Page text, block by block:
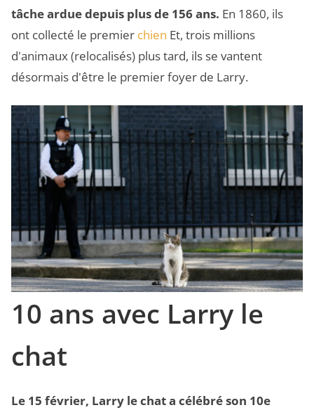
tâche ardue depuis plus de 156 ans. En 1860, ils
ont collecté le premier chien Et, trois millions
d'animaux (relocalisés) plus tard, ils se vantent
désormais d'être le premier foyer de Larry.
10 ans avec Larry le
chat
Le 15 février, Larry le chat a célébré son 10e